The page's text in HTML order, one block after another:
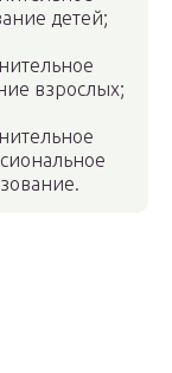
детей;
взрослых;